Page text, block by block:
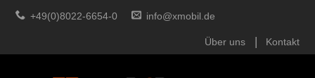
+49(0)8022-6654-0 info@xmobil.de
Über uns Kontakt